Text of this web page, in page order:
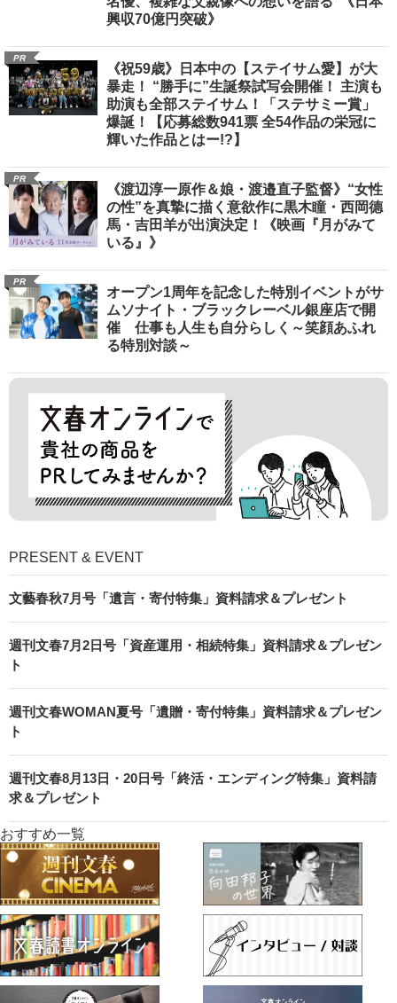
興収70億円突破》
PR
《祝59歳》日本中の【ステイサム愛】が大
暴走！ “勝手に”生誕祭試写会開催！ 主演も
助演も全部ステイサム！「ステサミー賞」
爆誕！【応募総数941票 全54作品の栄冠に
輝いた作品とはー!?】
PR
《渡辺淳一原作＆娘・渡邉直子監督》“女性
の性”を真摯に描く意欲作に黒木瞳・西岡德
馬・吉田羊が出演決定！《映画『月がみて
いる』》
PR
オープン1周年を記念した特別イベントがサ
ムソナイト・ブラックレーベル銀座店で開
催 仕事も人生も自分らしく～笑顔あふれ
る特別対談～
PRESENT & EVENT
文藝春秋7月号「遺言・寄付特集」資料請求＆プレゼント
週刊文春7月2日号「資産運用・相続特集」資料請求＆プレゼン
ト
週刊文春WOMAN夏号「遺贈・寄付特集」資料請求＆プレゼン
ト
週刊文春8月13日・20日号「終活・エンディング特集」資料請
求＆プレゼント
おすすめ一覧